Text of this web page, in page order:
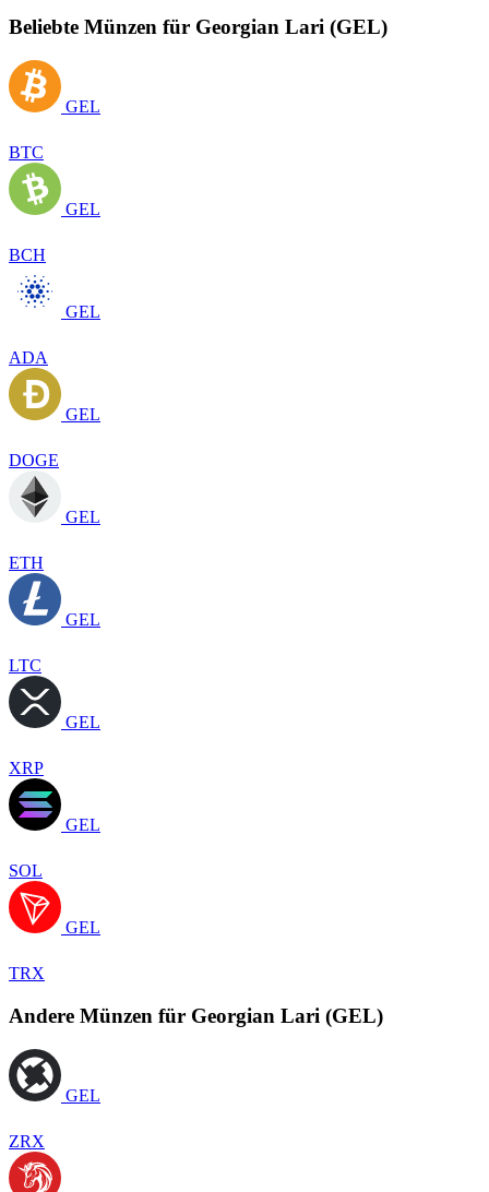
Beliebte Münzen für Georgian Lari (GEL)
GEL
BTC
GEL
BCH
GEL
ADA
GEL
DOGE
GEL
ETH
GEL
LTC
GEL
XRP
GEL
SOL
GEL
TRX
Andere Münzen für Georgian Lari (GEL)
GEL
ZRX